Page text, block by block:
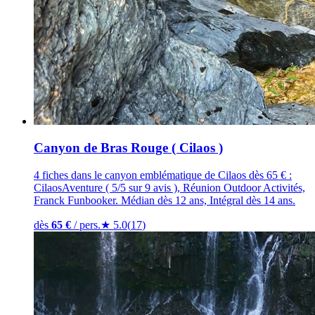
Canyon de Bras Rouge ( Cilaos )
4 fiches dans le canyon emblématique de Cilaos dès 65 € :
CilaosAventure ( 5/5 sur 9 avis ), Réunion Outdoor Activités,
Franck Funbooker. Médian dès 12 ans, Intégral dès 14 ans.
dès 65 € / pers.★ 5.0(17)